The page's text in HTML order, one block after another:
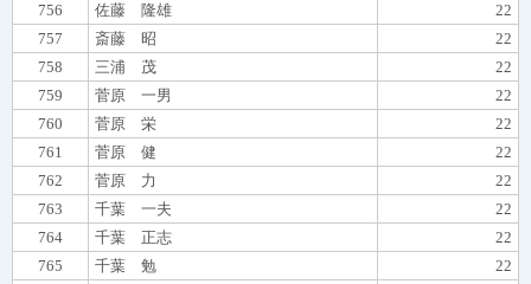
756
佐藤 隆雄
22
757
斎藤 昭
22
758
三浦 茂
22
759
菅原 一男
22
760
菅原 栄
22
761
菅原 健
22
762
菅原 力
22
763
千葉 一夫
22
764
千葉 正志
22
765
千葉 勉
22